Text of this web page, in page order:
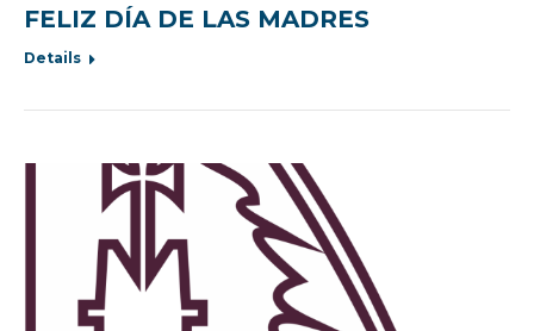
FELIZ DÍA DE LAS MADRES
Details